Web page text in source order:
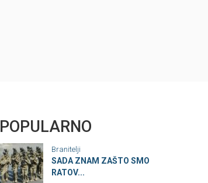
POPULARNO
Branitelji
SADA ZNAM ZAŠTO SMO
RATOV...